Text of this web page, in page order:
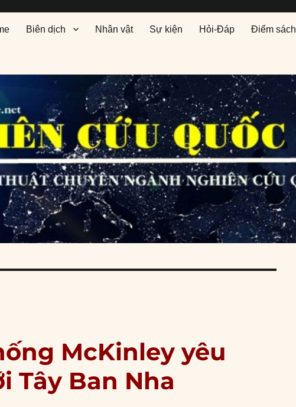
Biên dịch Nhân vật Sự kiện Hỏi-Đáp Điểm sách
McKinley yêu
Tây Ban Nha